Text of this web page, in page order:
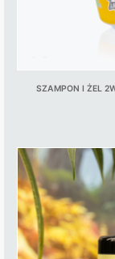
SZAMPON I ŻEL